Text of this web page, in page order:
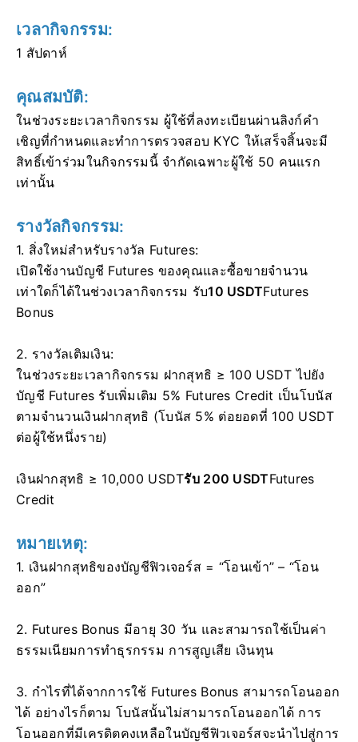
เวลากิจกรรม:
1 สัปดาห์
คุณสมบัติ:
ในช่วงระยะเวลากิจกรรม ผู้ใช้ที่ลงทะเบียนผ่านลิงก์คำ
เชิญที่กำหนดและทำการตรวจสอบ KYC ให้เสร็จสิ้นจะมี
สิทธิ์เข้าร่วมในกิจกรรมนี้ จำกัดเฉพาะผู้ใช้ 50 คนแรก
เท่านั้น
รางวัลกิจกรรม:
1. สิ่งใหม่สำหรับรางวัล Futures:
เปิดใช้งานบัญชี Futures ของคุณและซื้อขายจำนวน
เท่าใดก็ได้ในช่วงเวลากิจกรรม รับ10 USDTFutures
Bonus
2. รางวัลเติมเงิน:
ในช่วงระยะเวลากิจกรรม ฝากสุทธิ ≥ 100 USDT ไปยัง
บัญชี Futures รับเพิ่มเติม 5% Futures Credit เป็นโบนัส
ตามจำนวนเงินฝากสุทธิ (โบนัส 5% ต่อยอดที่ 100 USDT
ต่อผู้ใช้หนึ่งราย)
เงินฝากสุทธิ ≥ 10,000 USDTรับ 200 USDTFutures
Credit
หมายเหตุ:
1. เงินฝากสุทธิของบัญชีฟิวเจอร์ส = “โอนเข้า” – “โอน
ออก”
2. Futures Bonus มีอายุ 30 วัน และสามารถใช้เป็นค่า
ธรรมเนียมการทำธุรกรรม การสูญเสีย เงินทุน
3. กำไรที่ได้จากการใช้ Futures Bonus สามารถโอนออก
ได้ อย่างไรก็ตาม โบนัสนั้นไม่สามารถโอนออกได้ การ
โอนออกที่มีเครดิตคงเหลือในบัญชีฟิวเจอร์สจะนำไปสู่การ